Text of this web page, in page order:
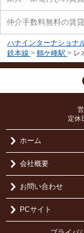
仲介手数料無料の賃
ハナインターナショナ
鉄本線 > 鶴ケ峰駅 > レ
定休
ホーム
会社概要
お問い合わせ
PCサイト